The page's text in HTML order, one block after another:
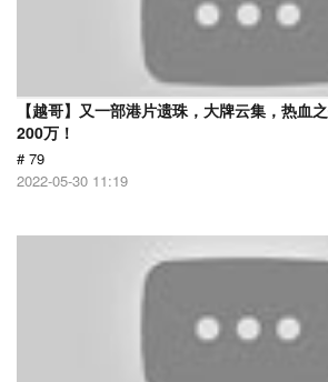
【越哥】又一部港片遗珠，大牌云集，热血
200万！
# 79
2022-05-30 11:19